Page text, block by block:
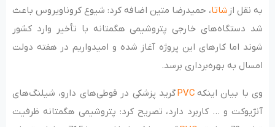
به نقل از شاتا، حمیدرضا متین اضافه کرد: شیوع کروناویروس باعث
شد دستگاه‌های خارجی پتروشیمی هگمتانه با تأخیر وارد کشور
شوند اما کارهای این پروژه آغاز شده و امیدواریم در هفته دولت
امسال به بهره‌برداری برسد.
وی با بیان اینکه PVCگرید پزشکی در قوطی‌های دارو، شیلنگ‌های
آنژیوکت و … کاربرد دارد، تصریح کرد: پتروشیمی هگمتانه ظرفیت